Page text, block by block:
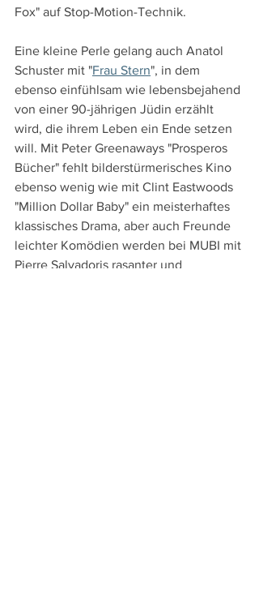
Fox" auf Stop-Motion-Technik.
Eine kleine Perle gelang auch Anatol
Schuster mit "Frau Stern", in dem
ebenso einfühlsam wie lebensbejahend
von einer 90-jährigen Jüdin erzählt
wird, die ihrem Leben ein Ende setzen
will. Mit Peter Greenaways "Prosperos
Bücher" fehlt bilderstürmerisches Kino
ebenso wenig wie mit Clint Eastwoods
"Million Dollar Baby" ein meisterhaftes
klassisches Drama, aber auch Freunde
leichter Komödien werden bei MUBI mit
Pierre Salvadoris rasanter und